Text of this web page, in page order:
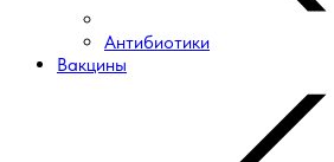
Антибиотики
Вакцины